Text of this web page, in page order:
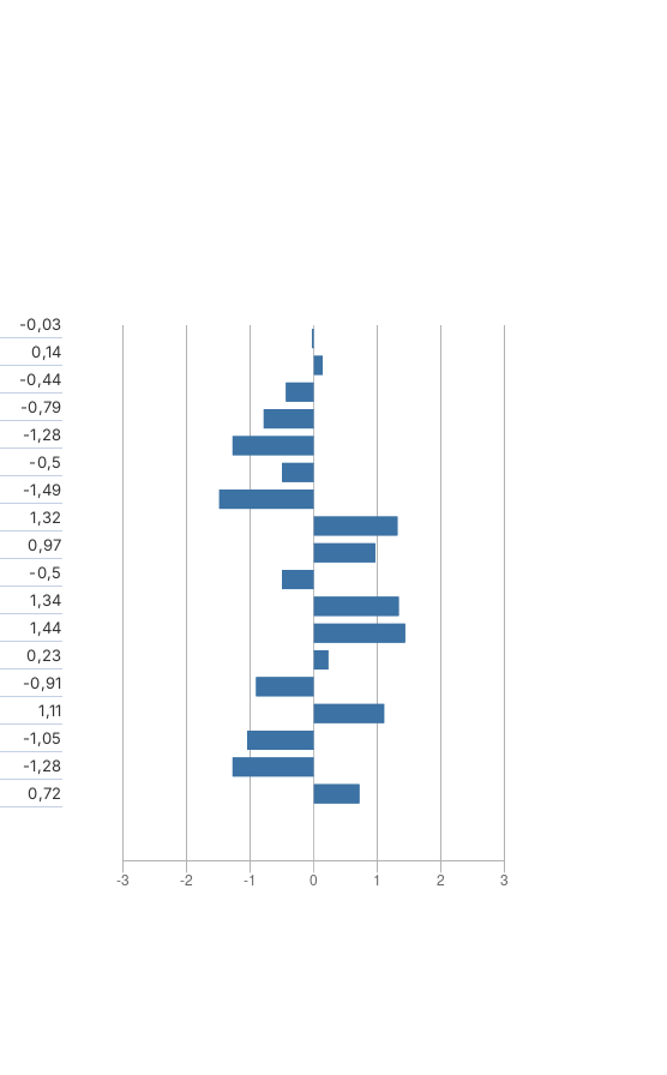
-0,03
0,14
-0,44
-0,79
-1,28
-0,5
-1,49
1,32
0,97
-0,5
1,34
1,44
0,23
-0,91
1,11
-1,05
-1,28
0,72